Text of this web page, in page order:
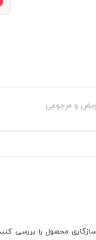
و مرجوعی
محصول را بررسی کنید.